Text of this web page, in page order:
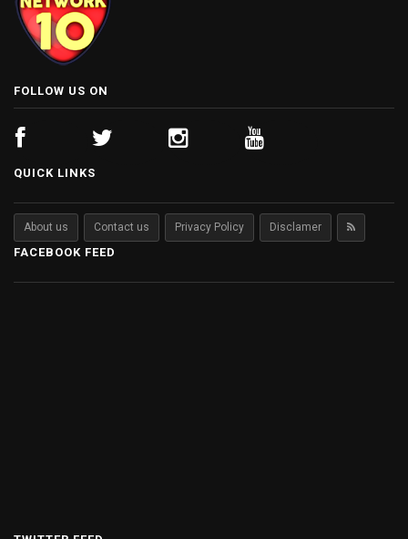
FOLLOW US ON
QUICK LINKS
About us Contact us Privacy Policy Disclamer
FACEBOOK FEED